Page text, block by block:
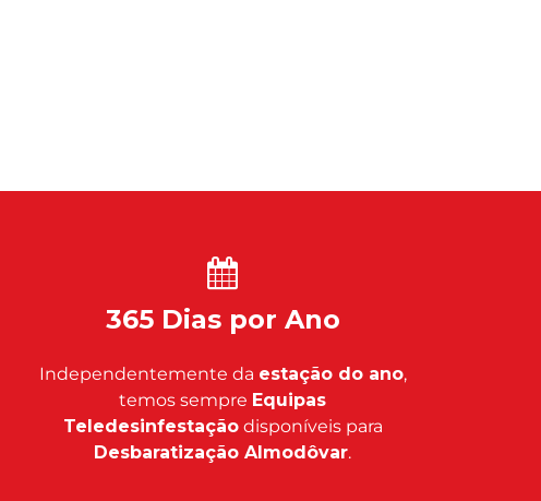
365 Dias por Ano
Independentemente da estação do ano,
temos sempre Equipas
Teledesinfestaçãodisponíveis para
Desbaratização Almodôvar.